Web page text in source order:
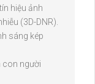
hiệu ảnh
(3D-DNR).
sáng kép
con người